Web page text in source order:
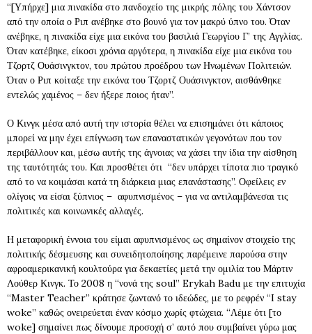
“[Υπήρχε] μια πινακίδα στο πανδοχείο της μικρής πόλης του Χάντσον
από την οποία ο Ριπ ανέβηκε στο βουνό για τον μακρύ ύπνο του. Όταν
ανέβηκε, η πινακίδα είχε μια εικόνα του βασιλιά Γεωργίου Γ’ της Αγγλίας.
Όταν κατέβηκε, είκοσι χρόνια αργότερα, η πινακίδα είχε μια εικόνα του
Τζορτζ Ουάσινγκτον, του πρώτου προέδρου των Ηνωμένων Πολιτειών.
Όταν ο Ριπ κοίταξε την εικόνα του Τζορτζ Ουάσινγκτον, αισθάνθηκε
εντελώς χαμένος – δεν ήξερε ποιος ήταν”.
Ο Κινγκ μέσα από αυτή την ιστορία θέλει να επισημάνει ότι κάποιος
μπορεί να μην έχει επίγνωση των επαναστατικών γεγονότων που τον
περιβάλλουν και, μέσω αυτής της άγνοιας να χάσει την ίδια την αίσθηση
της ταυτότητάς του. Και προσθέτει ότι “δεν υπάρχει τίποτα πιο τραγικό
από το να κοιμάσαι κατά τη διάρκεια μιας επανάστασης”. Οφείλεις εν
ολίγοις να είσαι ξύπνιος – αφυπνισμένος – για να αντιλαμβάνεσαι τις
πολιτικές και κοινωνικές αλλαγές.
Η μεταφορική έννοια του είμαι αφυπνισμένος ως σημαίνον στοιχείο της
πολιτικής δέσμευσης και συνειδητοποίησης παρέμεινε παρούσα στην
αφροαμερικανική κουλτούρα για δεκαετίες μετά την ομιλία του Μάρτιν
Λούθερ Κινγκ. Το 2008 η “νονά της soul” Erykah Badu με την επιτυχία
“Master Teacher” κράτησε ζωντανό το ιδεώδες, με το ρεφρέν “I stay
woke” καθώς ονειρεύεται έναν κόσμο χωρίς φτώχεια. “Λέμε ότι [το
woke] σημαίνει πως δίνουμε προσοχή σ’ αυτό που συμβαίνει γύρω μας